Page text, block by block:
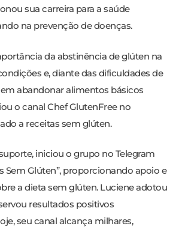
sua carreira para a saúde
na prevenção de doenças.
da abstinência de glúten na
e, diante das dificuldades de
abandonar alimentos básicos
o canal Chef GlutenFree no
a receitas sem glúten.
iniciou o grupo no Telegram
Sem Glúten”, proporcionando apoio e
a dieta sem glúten. Luciene adotou
resultados positivos
seu canal alcança milhares,